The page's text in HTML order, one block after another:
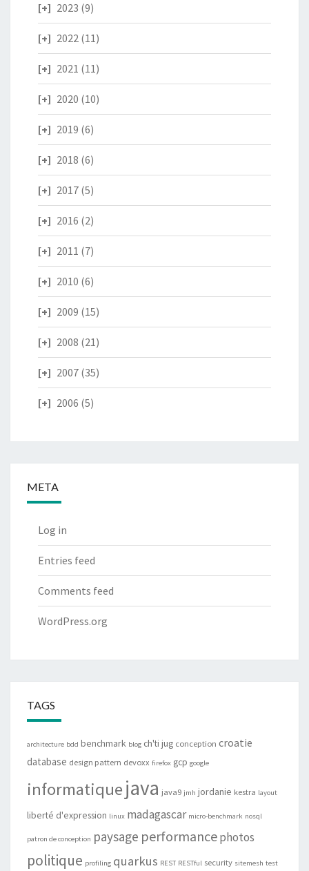
2023 (9)
2022 (11)
2021 (11)
2020 (10)
2019 (6)
2018 (6)
2017 (5)
2016 (2)
2011 (7)
2010 (6)
2009 (15)
2008 (21)
2007 (35)
2006 (5)
META
Log in
Entries feed
Comments feed
WordPress.org
TAGS
architecture bdd benchmark blog ch'ti jug conception croatie
database design pattern devoxx firefox gcp google
informatiquejava java9 jmh jordanie kestra layout
liberté d'expression linux madagascar micro-benchmark nosql
patron de conception paysage performancephotos
politique profiling quarkus REST RESTful security sitemesh test